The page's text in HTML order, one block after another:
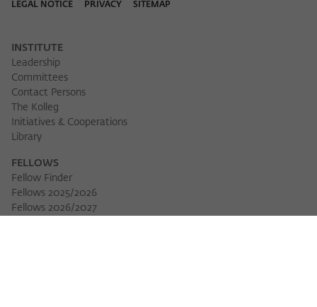
LEGAL NOTICE
PRIVACY SITEMAP
INSTITUTE
Leadership
Committees
Contact Persons
The Kolleg
Initiatives & Cooperations
Library
FELLOWS
Fellow Finder
Fellows 2025/2026
Fellows 2026/2027